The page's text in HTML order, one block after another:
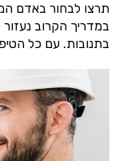
תרצו לבחור באדם
במדריך הקרוב
בתנובות. עם כל